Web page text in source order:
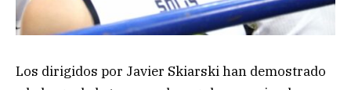
Los dirigidos por Javier Skiarski han demostrado